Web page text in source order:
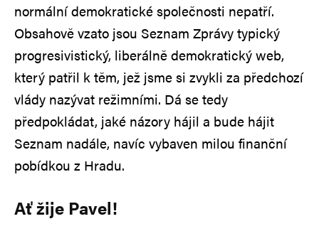
normální demokratické společnosti nepatří.
Obsahově vzato jsou Seznam Zprávy typický
progresivistický, liberálně demokratický web,
který patřil k těm, jež jsme si zvykli za předchozí
vlády nazývat režimními. Dá se tedy
předpokládat, jaké názory hájil a bude hájit
Seznam nadále, navíc vybaven milou finanční
pobídkou z Hradu.
Ať žije Pavel!